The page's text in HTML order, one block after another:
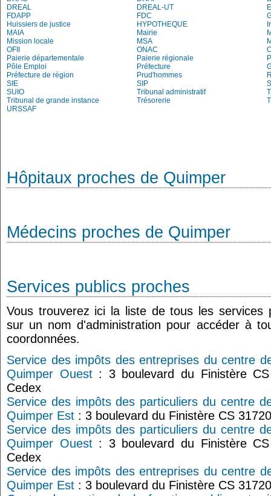
DREAL
DREAL-UT
FDAPP
FDC
Huissiers de justice
HYPOTHEQUE
MAIA
Mairie
Mission locale
MSA
OFII
ONAC
Paierie départementale
Paierie régionale
Pôle Emploi
Préfecture
Préfecture de région
Prud'hommes
SIE
SIP
SUIO
Tribunal administratif
Tribunal de grande instance
Trésorerie
URSSAF
Hôpitaux proches de Quimper
Médecins proches de Quimper
Services publics proches
Vous trouverez ici la liste de tous les services
sur un nom d'administration pour accéder à
coordonnées.
Service des impôts des entreprises du centre
Quimper Ouest: 3 boulevard du Finistère CS
Cedex
Service des impôts des particuliers du centre
Quimper Est : 3 boulevard du Finistère CS
Service des impôts des particuliers du centre
Quimper Ouest: 3 boulevard du Finistère CS
Cedex
Service des impôts des entreprises du centre
Quimper Est : 3 boulevard du Finistère CS